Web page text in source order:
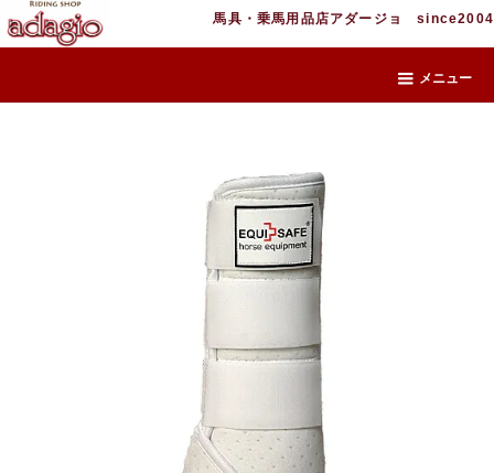
馬具・乗馬用品店アダージョ since2004
メニュー